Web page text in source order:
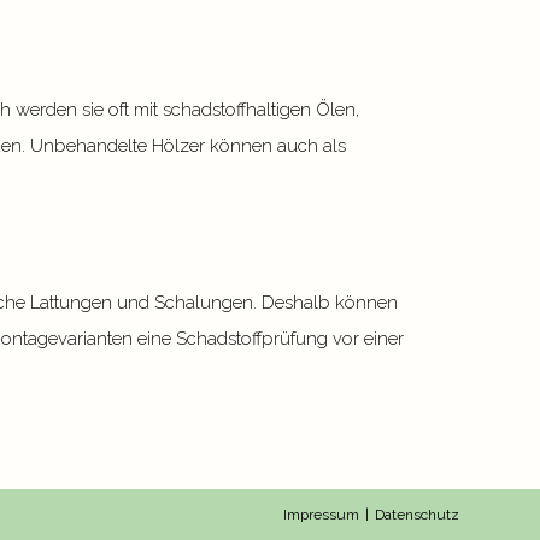
sie oft mit schadstoffhaltigen Ölen,
Unbehandelte Hölzer können auch als
Lattungen und Schalungen. Deshalb können
eine Schadstoffprüfung vor einer
Impressum Datenschutz